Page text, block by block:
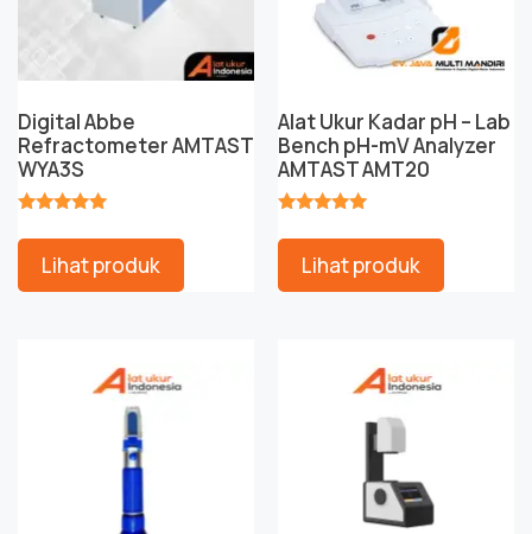
Digital Abbe
Refractometer AMTAST
WYA3S
Lihat produk
Alat Ukur Kadar pH – Lab
Bench pH-mV Analyzer
AMTAST AMT20
Lihat produk